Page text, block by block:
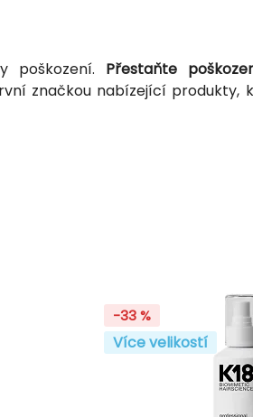
poškození. Přestaňte
značkou nabízející produkty,
-33 %
Více velikostí